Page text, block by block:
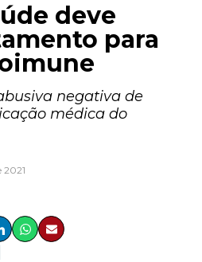
deve
para
negativa de
médica do
2021